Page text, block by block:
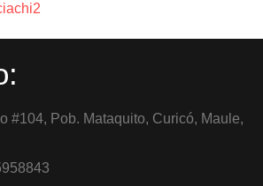
#104, Pob. Mataquito, Curicó, Maule,